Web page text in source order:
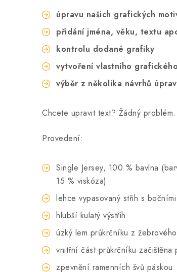
úpravu našich grafických
přidání jména, věku, textu
kontrolu dodané grafiky
vytvoření vlastního
výběr z několika návrhů úprav
Chcete upravit text? Žádný
Provedení:
Single Jersey, 100 % bavlna
15 % viskóza)
lehce vypasovaný střih s
hlubší kulatý výstřih
úzký lem průkrčníku z
vnitřní část průkrčníku začištěna
zpevnění ramenních švů páskou